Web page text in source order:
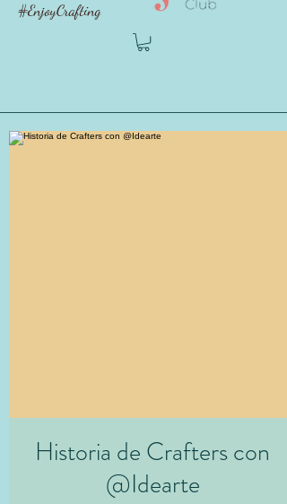
#EnjoyCrafting
Historia de Crafters con
@Idearte